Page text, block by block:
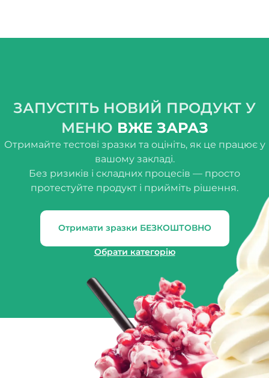
ЗАПУСТІТЬ НОВИЙ ПРОДУКТ У
МЕНЮ ВЖЕ ЗАРАЗ
Отримайте тестові зразки та оцініть, як це працює у
вашому закладі.
Без ризиків і складних процесів — просто
протестуйте продукт і прийміть рішення.
Отримати зразки БЕЗКОШТОВНО
Обрати категорію